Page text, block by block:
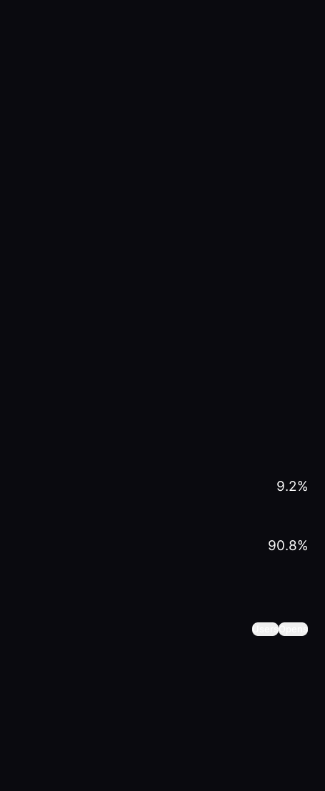
9.2%
90.8%
UsersOpens